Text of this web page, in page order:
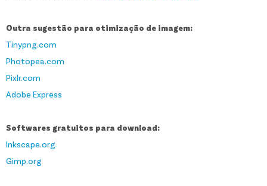
Outra sugestão para otimização de imagem:
Tinypng.com
Photopea.com
Pixlr.com
Adobe Express
Softwares gratuitos para download:
Inkscape.org
Gimp.org